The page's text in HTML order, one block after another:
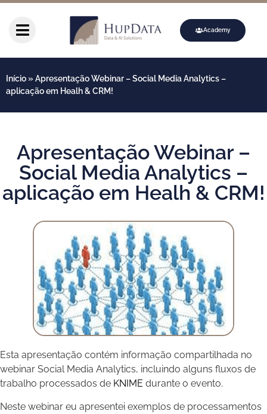
Academy
Início» Apresentação Webinar – Social Media Analytics –
aplicação em Healh & CRM!
Apresentação Webinar –
Social Media Analytics –
aplicação em Healh & CRM!
Esta apresentação contém informação compartilhada no
webinar Social Media Analytics, incluindo alguns fluxos de
trabalho processados de KNIME durante o evento.
Neste webinar eu apresentei exemplos de processamentos